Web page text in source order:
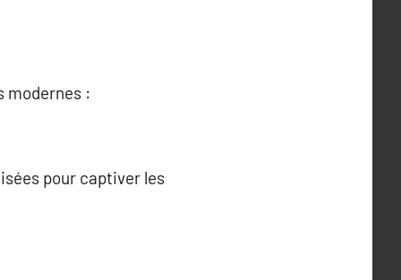
modernes :
pour captiver les